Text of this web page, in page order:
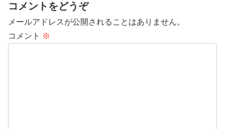
コメントをどうぞ
メールアドレスが公開されることはありません。
コメント ※